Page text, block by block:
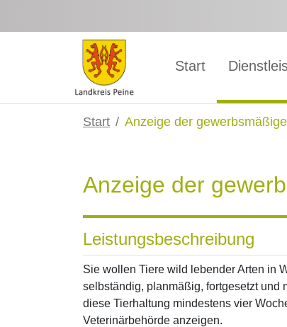
Start
Start Anzeige der
Anzeige der
Leistungsbeschreibung
Sie wollen Tiere wild lebender Arten in
selbständig, planmäßig, fortgesetzt und
diese Tierhaltung mindestens vier
Veterinärbehörde anzeigen.